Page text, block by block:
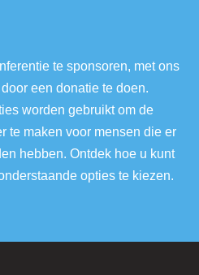
te sponsoren, met ons
een donatie te doen.
worden gebruikt om de
te maken voor mensen die er
hebben. Ontdek hoe u kunt
opties te kiezen.